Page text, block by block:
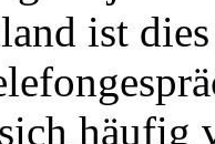
ist
häufig